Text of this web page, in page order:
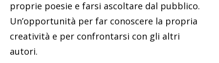
proprie poesie e farsi ascoltare dal pubblico.
Un’opportunità per far conoscere la propria
creatività e per confrontarsi con gli altri
autori.